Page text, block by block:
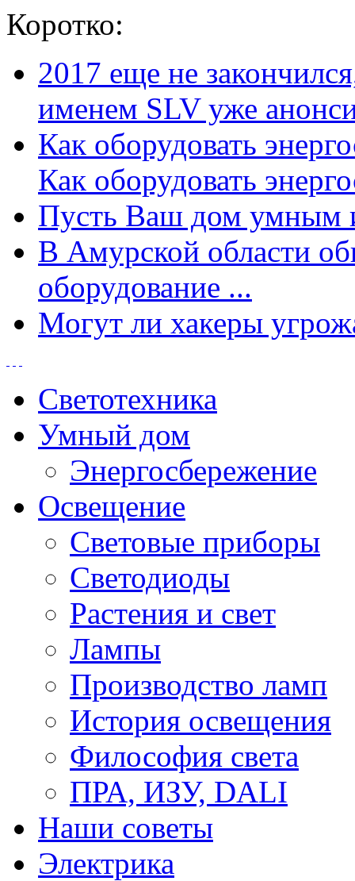
Коротко:
2017 еще не
именем SLV уже
Как оборудовать
Как оборудовать
Пусть Ваш дом умным
В Амурской области
оборудование ...
Могут ли хакеры
Светотехника
Умный дом
Энергосбережение
Освещение
Световые приборы
Светодиоды
Растения и свет
Лампы
Производство ламп
История освещения
Философия света
ПРА, ИЗУ, DALI
Наши советы
Электрика